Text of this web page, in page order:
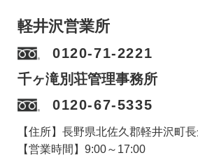
軽井沢営業所
0120-71-2221
千ヶ滝別荘管理事務所
0120-67-5335
【住所】長野県北佐久郡軽井沢町
【営業時間】9:00～17:00